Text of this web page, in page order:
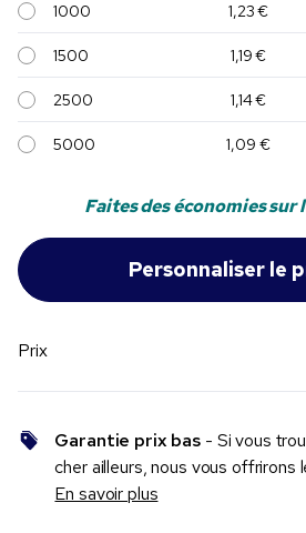
1000 1,23 €
1500 1,19 €
2500 1,14 €
5000 1,09 €
Faites des économies sur
Prix
Garantie prix bas - Si vous
cher ailleurs, nous vous offrirons
En savoir plus